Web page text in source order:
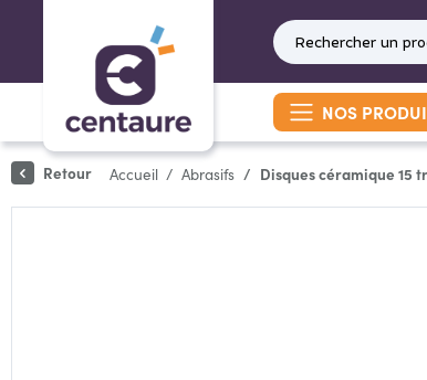
NOS
Retour Accueil Abrasifs Disques céramique 15